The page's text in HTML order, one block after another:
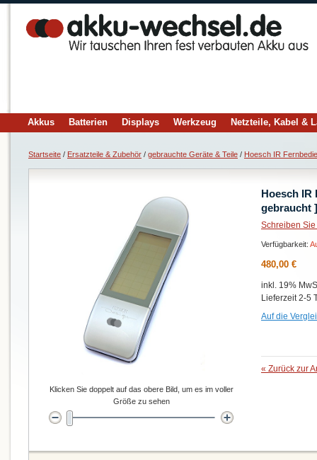
Akkus Batterien Displays Werkzeug Netzteile, Kabel &
Startseite / Ersatzteile & Zubehör / gebrauchte Geräte & Teile / Hoesch IR
Hoesch IR
gebraucht ]
Schreiben
Verfügbarkeit:
480,00 €
inkl. 19%
Lieferzeit 2-5
Auf die
« Zurück zur
Klicken Sie doppelt auf das obere Bild, um es im voller
Größe zu sehen